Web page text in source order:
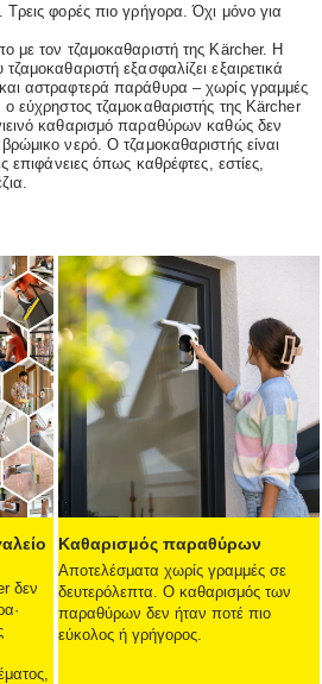
φορές πιο γρήγορα. Όχι μόνο για
με τον τζαμοκαθαριστή της Kärcher. Η
εξασφαλίζει εξαιρετικά
αστραφτερά παράθυρα – χωρίς γραμμές
εύχρηστος τζαμοκαθαριστής της Kärcher
καθαρισμό παραθύρων καθώς δεν
νερό. Ο τζαμοκαθαριστής είναι
επιφάνειες όπως καθρέφτες, εστίες,
δεν
Καθαρισμός παραθύρων
Αποτελέσματα χωρίς γραμμές σε
δευτερόλεπτα. Ο καθαρισμός των
παραθύρων δεν ήταν ποτέ πιο
εύκολος ή γρήγορος.